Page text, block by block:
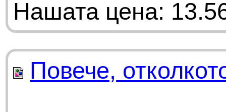
Нашата цена:
Повече,